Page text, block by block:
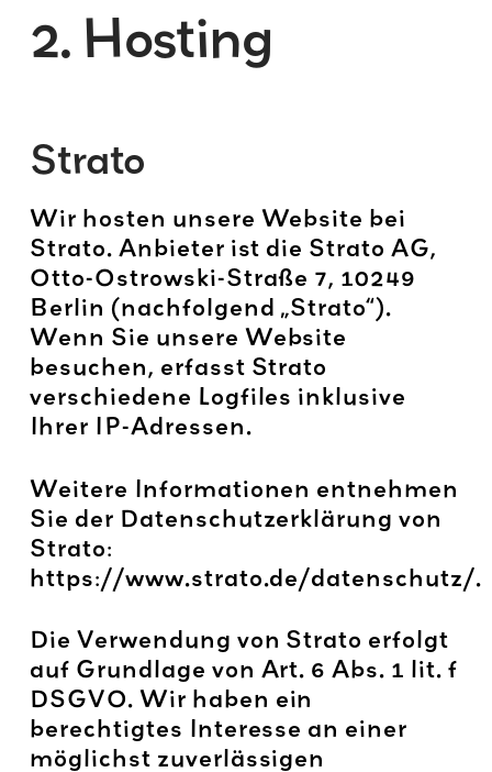
2. Hosting
Strato
Wir hosten unsere Website bei
Strato. Anbieter ist die Strato AG,
Otto-Ostrowski-Straße 7, 10249
Berlin (nachfolgend „Strato“).
Wenn Sie unsere Website
besuchen, erfasst Strato
verschiedene Logfiles inklusive
Ihrer IP-Adressen.
Weitere Informationen entnehmen
Sie der Datenschutzerklärung von
Strato:
https://www.strato.de/datenschutz/.
Die Verwendung von Strato erfolgt
auf Grundlage von Art. 6 Abs. 1 lit. f
DSGVO. Wir haben ein
berechtigtes Interesse an einer
möglichst zuverlässigen